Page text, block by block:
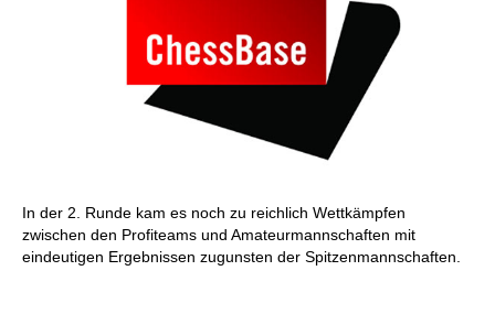
In der 2. Runde kam es noch zu reichlich Wettkämpfen
zwischen den Profiteams und Amateurmannschaften mit
eindeutigen Ergebnissen zugunsten der Spitzenmannschaften.